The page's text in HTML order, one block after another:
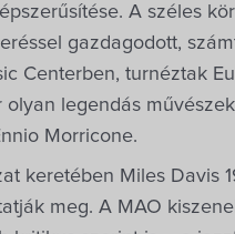
A széles
gazdagodott,
Centerben, turnéztak
legendás
Morricone.
keretében Miles Davis
meg. A MAO